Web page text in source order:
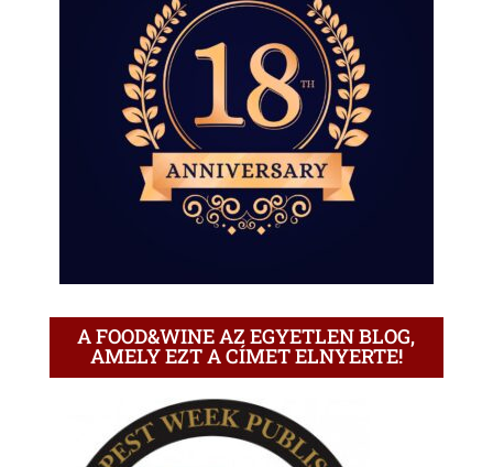
A FOOD&WINE AZ EGYETLEN BLOG,
AMELY EZT A CÍMET ELNYERTE!